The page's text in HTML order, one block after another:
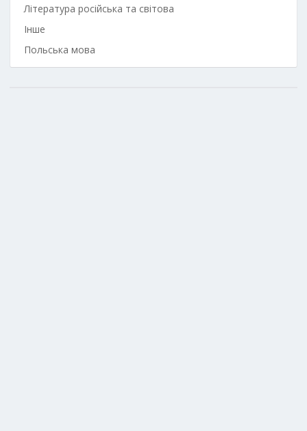
Література російська та світова
Інше
Польська мова